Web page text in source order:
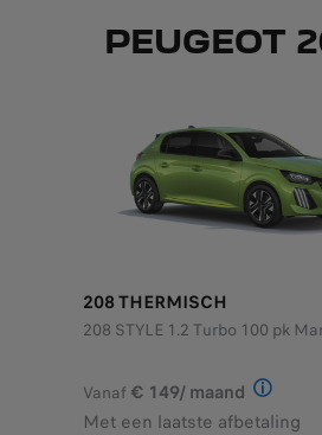
PEUGEOT
208 THERMISCH
208 STYLE 1.2 Turbo 100 pk
Vanaf € 149/ maand
Met een laatste afbetaling